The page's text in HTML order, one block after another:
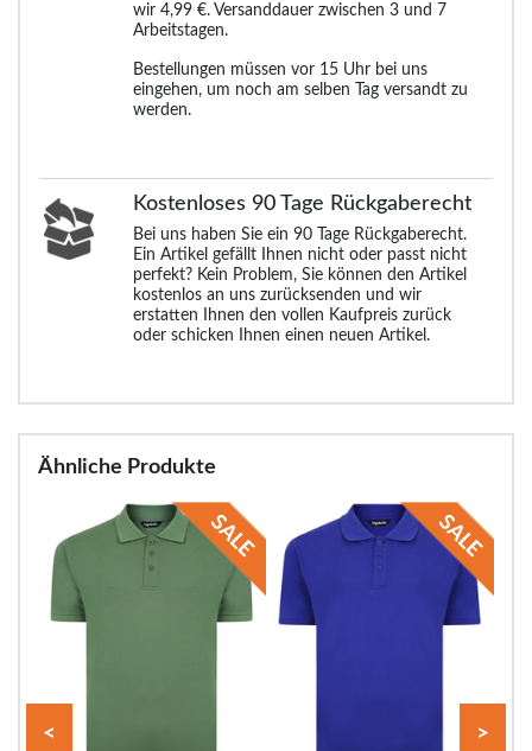
wir 4,99 €. Versanddauer zwischen 3 und 7
Arbeitstagen.
Bestellungen müssen vor 15 Uhr bei uns
eingehen, um noch am selben Tag versandt zu
werden.
Kostenloses 90 Tage Rückgaberecht
Bei uns haben Sie ein 90 Tage Rückgaberecht.
Ein Artikel gefällt Ihnen nicht oder passt nicht
perfekt? Kein Problem, Sie können den Artikel
kostenlos an uns zurücksenden und wir
erstatten Ihnen den vollen Kaufpreis zurück
oder schicken Ihnen einen neuen Artikel.
Ähnliche Produkte
< >